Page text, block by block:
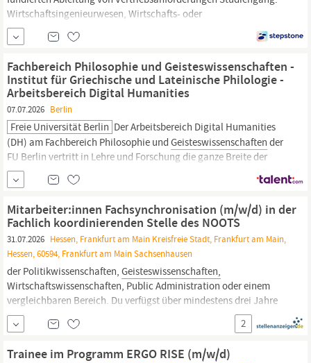
Wirtschaftsingenieurwesen, Wirtschafts- oder
Geisteswissenschaften.
Schwerpunkt Projektmanagement oder
Fahrzeugtechnik Vorgabe für Pflichtpraktikum in
Wort und Schrift sicherer Umgang mit MS Office,...
Fachbereich Philosophie und Geisteswissenschaften -
Institut für Griechische und Lateinische Philologie -
Arbeitsbereich Digital Humanities
07.07.2026 Berlin
Freie Universität Berlin Der Arbeitsbereich Digital Humanities
(DH) am Fachbereich Philosophie und Geisteswissenschaften der
FU Berlin vertritt in Lehre und Forschung die ganze Breite der
digitalen Methoden und Technologien in den DH. Der
Schwerpunkt liegt dabei im Bereich Digitale
Literaturwissenschaft. Der Arbeitsbereich ist an zahlreichen
nationalen und internationalen...
Mitarbeiter:innen Fachsynchronisation (m/w/d) in der
Fachlich koordinierenden Stelle des NOOTS
31.07.2026 Hessen, Frankfurt am Main Kreisfreie Stadt, Frankfurt am Main,
Hessen, 60594, Frankfurt am Main Sachsenhausen
der Politikwissenschaften, Geisteswissenschaften,
Wirtschaftswissenschaften, Public Administration oder einem
vergleichbaren Bereich. Du verfügst über mindestens drei Jahre
Berufserfahrung in einer entsprechend qualifizierten Tätigkeit. Du
hast Erfahrungen in der Zusammenarbeit mit Behörden sowie
2
Trainee im Programm ERGO RISE (m/w/d)